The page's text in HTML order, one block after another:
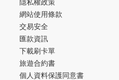
隱私權政策
網站使用條款
交易安全
匯款資訊
下載刷卡單
旅遊合約書
個人資料保護同意書